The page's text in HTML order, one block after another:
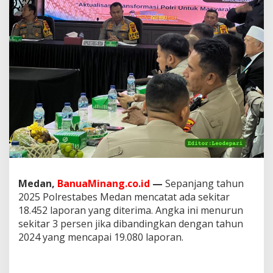
e
s
t
a
b
d
n
T
e
r
m
1
8
4
Medan, BanuaMinang.co.id — Sepanjang tahun
2025 Polrestabes Medan mencatat ada sekitar
18.452 laporan yang diterima. Angka ini menurun
sekitar 3 persen jika dibandingkan dengan tahun
2024 yang mencapai 19.080 laporan.